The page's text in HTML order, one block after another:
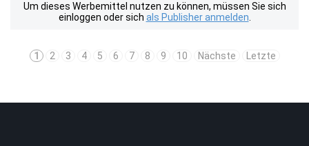
Um dieses Werbemittel nutzen zu können, müssen Sie sich
einloggen oder sich als Publisher anmelden
1 2 3 4 5 6 7 8 9 10 Nächste Letzte